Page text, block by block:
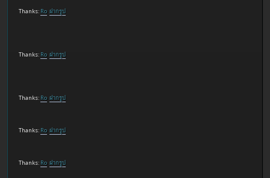
Thanks: Ro ฝากรูป
Thanks: Ro ฝากรูป
Thanks: Ro ฝากรูป
Thanks: Ro ฝากรูป
Thanks: Ro ฝากรูป